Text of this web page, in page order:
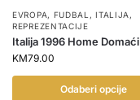
EVROPA, FUDBAL ,ITALIJA ,
REPREZENTACIJE
Italija 1996 Home Domaći
KM79.00
Odaberi opcije